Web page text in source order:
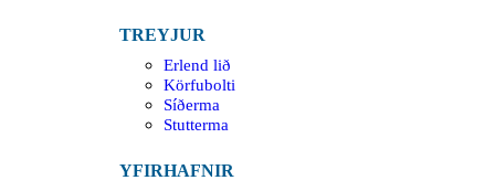
TREYJUR
Erlend lið
Körfubolti
Síðerma
Stutterma
YFIRHAFNIR